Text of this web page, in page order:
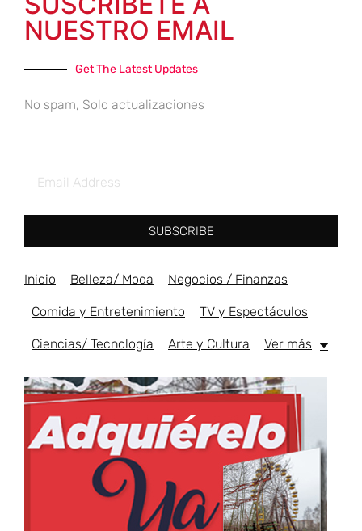
NUESTRO EMAIL
Get The Latest Updates
No spam, Solo actualizaciones
SUBSCRIBE
Inicio Belleza/ Moda Negocios / Finanzas
Comida y Entretenimiento TV y Espectáculos
Ciencias/ Tecnología Arte y Cultura Ver más